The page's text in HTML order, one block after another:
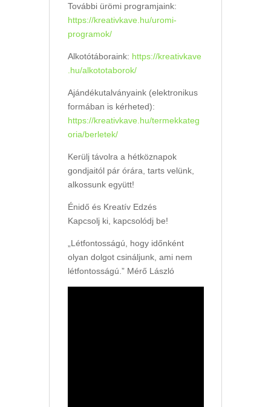
További ürömi programjaink:
https://kreativkave.hu/uromi-
programok/
Alkotótáboraink: https://kreativkave
.hu/alkototaborok/
Ajándékutalványaink (elektronikus
formában is kérheted):
https://kreativkave.hu/termekkateg
oria/berletek/
Kerülj távolra a hétköznapok
gondjaitól pár órára, tarts velünk,
alkossunk együtt!
Énidő és Kreatív Edzés
Kapcsolj ki, kapcsolódj be!
„Létfontosságú, hogy időnként
olyan dolgot csináljunk, ami nem
létfontosságú.” Mérő László